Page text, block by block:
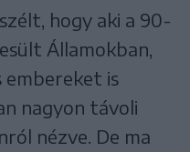
hogy aki a 90-
Államokban,
embereket is
nagyon távoli
nézve. De ma